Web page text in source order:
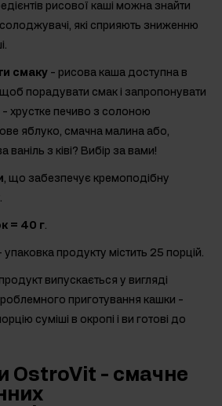
рисової каші можна знайти
які сприяють зниженню
смаку - рисова каша доступна в
порадувати смак і запропонувати
- хрустке печиво з солоною
яблуко, смачна малина або,
з ківі? Вибір за вами!
, що забезпечує кремоподібну
= 40 г.
упаковка продукту містить 25 порцій.
випускається у вигляді
приготування кашки -
суміші в окропі і ви готові до
OstroVit - смачне